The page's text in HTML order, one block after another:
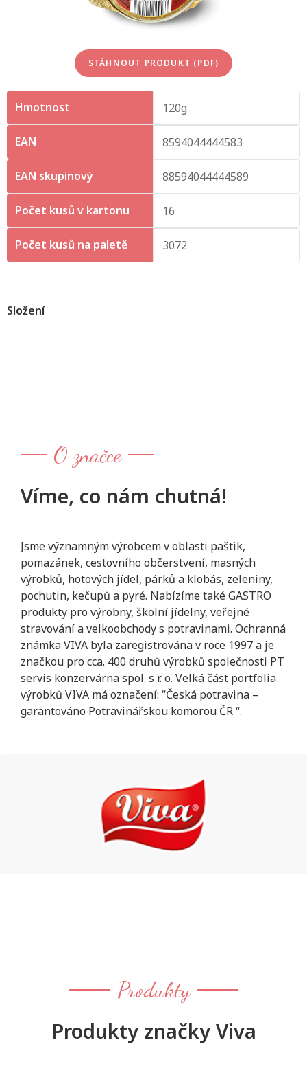
EAN skupinový 88594044444589
Počet kusů v kartonu 16
Počet kusů na paletě 3072
Hmotnost 120g
EAN 8594044444583
Složení
STÁHNOUT PRODUKT (PDF)
O značce
Víme, co nám chutná!
Jsme významným výrobcem v oblasti paštik,
pomazánek, cestovního občerstvení, masných
výrobků, hotových jídel, párků a klobás, zeleniny,
pochutin, kečupů a pyré. Nabízíme také GASTRO
produkty pro výrobny, školní jídelny, veřejné
stravování a velkoobchody s potravinami. Ochranná
známka VIVA byla zaregistrována v roce 1997 a je
značkou pro cca. 400 druhů výrobků společnosti PT
servis konzervárna spol. s r. o. Velká část portfolia
výrobků VIVA má označení: “Česká potravina –
garantováno Potravinářskou komorou ČR “.
Produkty
Produkty značky Viva